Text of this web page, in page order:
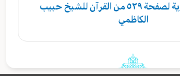
ومضة تفسيرية لصفحة ٥٢٩ من القرآن للشيخ حبيب
الكاظمي